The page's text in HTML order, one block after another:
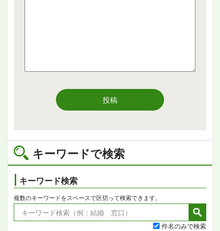
キーワードで検索
キーワード検索
複数のキーワードをスペースで区切って検索できます。
件名のみで検索
投稿